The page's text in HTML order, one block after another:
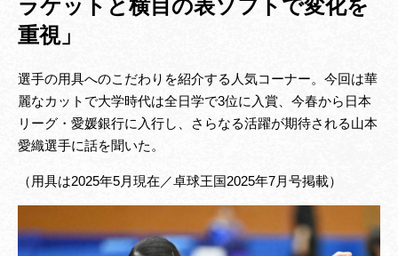
ラケットと横目の表ソフトで変化を
重視」
選手の用具へのこだわりを紹介する人気コーナー。今回は華
麗なカットで大学時代は全日学で3位に入賞、今春から日本
リーグ・愛媛銀行に入行し、さらなる活躍が期待される山本
愛織選手に話を聞いた。
（用具は2025年5月現在／卓球王国2025年7月号掲載）